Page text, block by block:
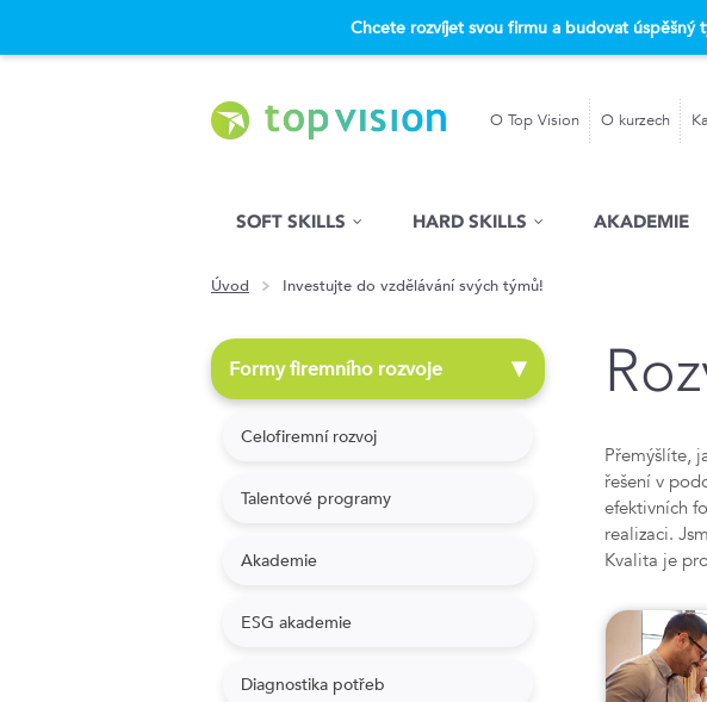
Chcete rozvíjet svou firmu a budovat úspěšný
O Top Vision O kurzech
SOFT SKILLS HARD SKILLS AKADEMIE
Úvod Investujte do vzdělávání svých týmů!
Formy firemního rozvoje ▶
Celofiremní rozvoj
Talentové programy
Akademie
ESG akademie
Diagnostika potřeb
Přemýšlíte,
řešení v
efektivních
realizaci.
Kvalita je